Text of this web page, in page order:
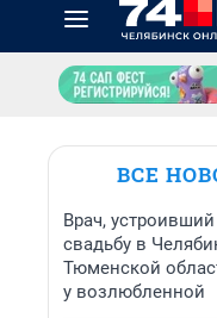
ВСЕ
Врач,
свадьбу в
Тюменской
у возлюбленной